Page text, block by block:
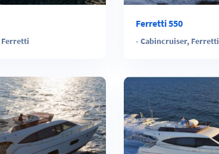
Ferretti
Ferretti 550
-Cabincruiser, Ferretti